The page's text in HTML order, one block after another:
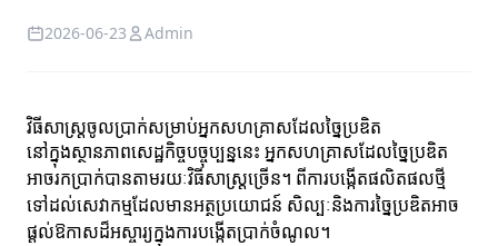
2026-06-23 Admin
វិធីសាស្ត្រចូលប្រាក់សម្រាប់អ្នកសហគ្រាសដែលច្នៃប្រឌិត
នៅក្នុងស្ថានភាពសេដ្ឋកិច្ចបច្ចុប្បន្ននេះ អ្នកសហគ្រាសដែលច្នៃប្រឌិត
អាចរកប្រាក់បានតាមរយៈវិធីសាស្ត្រច្រើន។ ពីការបង្កើតផលិតផលថ្មី
ទៅដល់សេវាកម្មដែលមានអត្ថប្រយោជន៍ សិល្បៈនិងការច្នៃប្រឌិតអាច
ផ្តល់ឱកាសដ៏អស្ចារ្យក្នុងការបង្កើតប្រាក់ចំណូល។